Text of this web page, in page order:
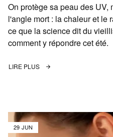
On protège sa peau des UV,
l'angle mort : la chaleur et le
ce que la science dit du
comment y répondre cet été.
LIRE PLUS
29 JUN